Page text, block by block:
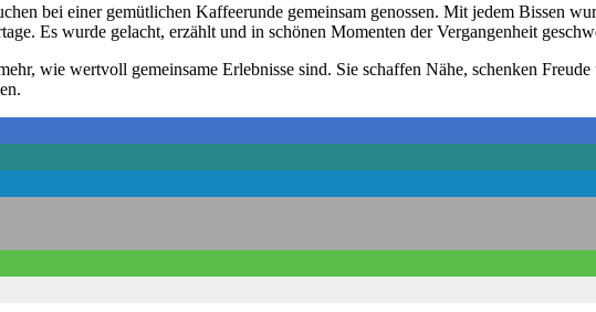
bei einer gemütlichen Kaffeerunde gemeinsam genossen. Mit jedem Bissen
Es wurde gelacht, erzählt und in schönen Momenten der Vergangenheit
wie wertvoll gemeinsame Erlebnisse sind. Sie schaffen Nähe, schenken